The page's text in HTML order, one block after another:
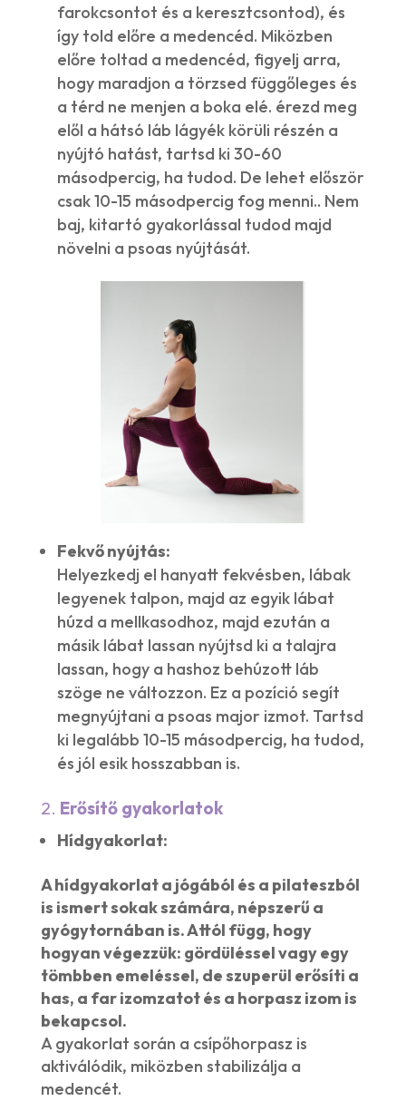
farokcsontot és a keresztcsontod), és
így told előre a medencéd. Miközben
előre toltad a medencéd, figyelj arra,
hogy maradjon a törzsed függőleges és
a térd ne menjen a boka elé. érezd meg
elől a hátsó láb lágyék körüli részén a
nyújtó hatást, tartsd ki 30-60
másodpercig, ha tudod. De lehet először
csak 10-15 másodpercig fog menni.. Nem
baj, kitartó gyakorlással tudod majd
növelni a psoas nyújtását.
Fekvő nyújtás:
Helyezkedj el hanyatt fekvésben, lábak
legyenek talpon, majd az egyik lábat
húzd a mellkasodhoz, majd ezután a
másik lábat lassan nyújtsd ki a talajra
lassan, hogy a hashoz behúzott láb
szöge ne változzon. Ez a pozíció segít
megnyújtani a psoas major izmot. Tartsd
ki legalább 10-15 másodpercig, ha tudod,
és jól esik hosszabban is.
2. Erősítő gyakorlatok
Hídgyakorlat:
A hídgyakorlat a jógából és a pilateszból
is ismert sokak számára, népszerű a
gyógytornában is. Attól függ, hogy
hogyan végezzük: gördüléssel vagy egy
tömbben emeléssel, de szuperül erősíti a
has, a far izomzatot és a horpasz izom is
bekapcsol.
A gyakorlat során a csípőhorpasz is
aktiválódik, miközben stabilizálja a
medencét.